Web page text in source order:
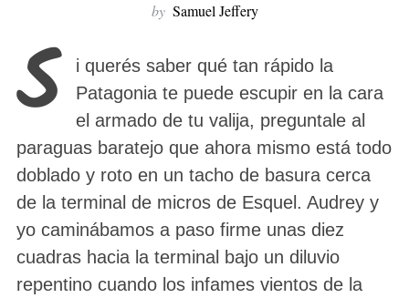
by Samuel Jeffery
S
i querés saber qué tan rápido la
Patagonia te puede escupir en la cara
el armado de tu valija, preguntale al
paraguas baratejo que ahora mismo está todo
doblado y roto en un tacho de basura cerca
de la terminal de micros de Esquel. Audrey y
yo caminábamos a paso firme unas diez
cuadras hacia la terminal bajo un diluvio
repentino cuando los infames vientos de la